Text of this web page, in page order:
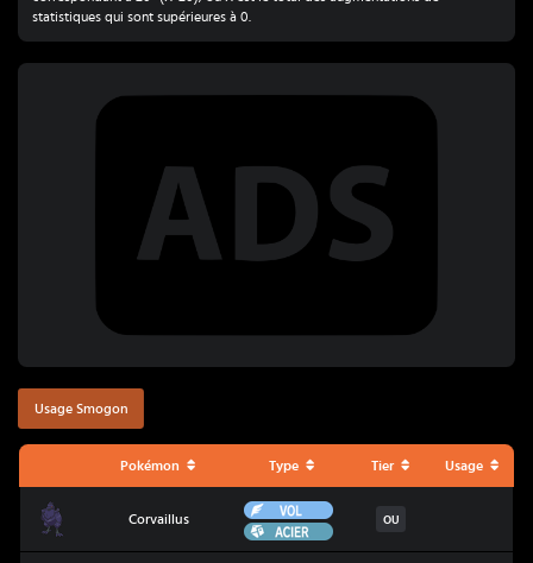
statistiques qui sont supérieures à 0.
Usage Smogon
Pokémon Type Tier Usage
Corvaillus
Vol
Acier
OU